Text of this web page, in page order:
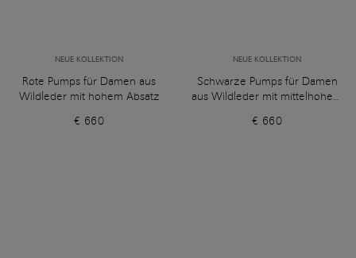
NEUE KOLLEKTION
Rote Pumps für Damen aus
Wildleder mit hohem Absatz
€ 660
NEUE KOLLEKTION
Schwarze Pumps für Damen
aus Wildleder mit mittelhohem
€ 660